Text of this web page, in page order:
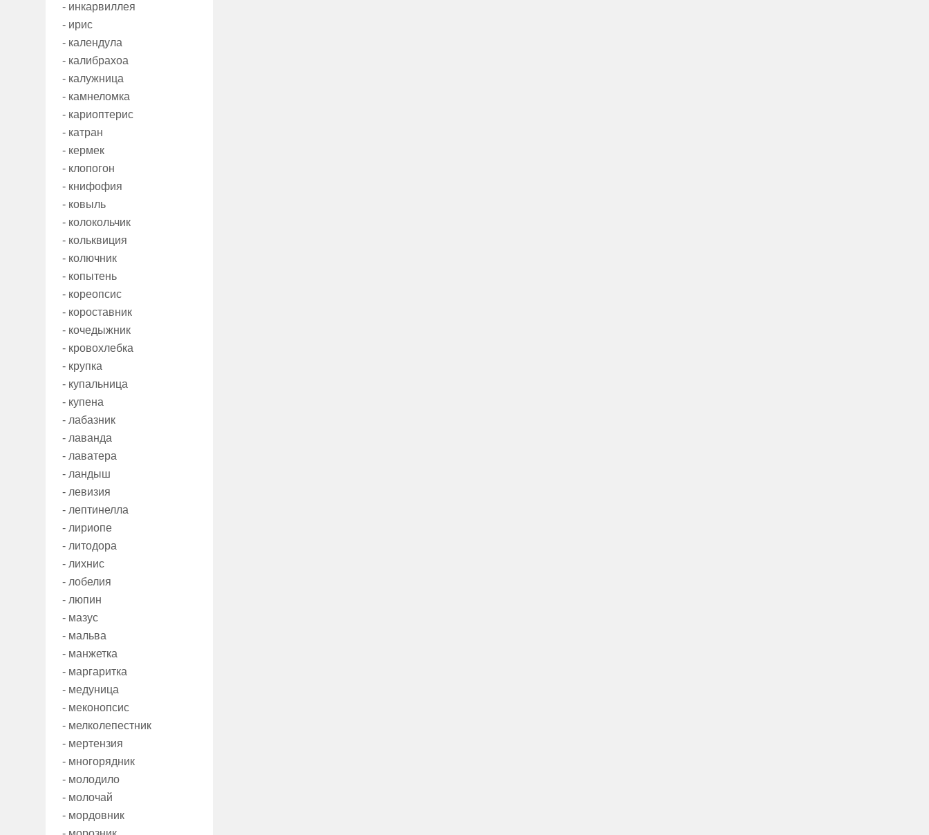
- инкарвиллея
- ирис
- календула
- калибрахоа
- калужница
- камнеломка
- кариоптерис
- катран
- кермек
- клопогон
- книфофия
- ковыль
- колокольчик
- кольквиция
- колючник
- копытень
- кореопсис
- короставник
- кочедыжник
- кровохлебка
- крупка
- купальница
- купена
- лабазник
- лаванда
- лаватера
- ландыш
- левизия
- лептинелла
- лириопе
- литодора
- лихнис
- лобелия
- люпин
- мазус
- мальва
- манжетка
- маргаритка
- медуница
- меконопсис
- мелколепестник
- мертензия
- многорядник
- молодило
- молочай
- мордовник